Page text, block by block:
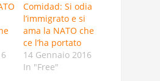
Comidad: Si odia
l’immigrato e si
ama la NATO che
ce l’ha portato
14 Gennaio 2016
In "Free"